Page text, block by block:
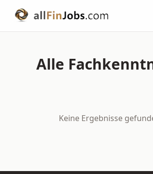
Alle
Keine Ergebnisse